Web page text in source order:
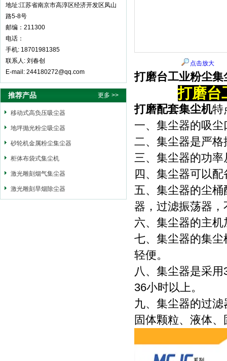
地址:江苏省南京市高淳区经济开发区凤山
路5-8号
邮编：211300
电话：
手机: 18701981385
联系人: 刘春创
E-mail: 244180272@qq.com
推荐产品 更多 >>
移动式高负压吸尘器
地坪抛光粉尘吸尘器
砂轮机金属粉尘集尘器
柜体布袋式集尘机
激光雕刻烟气集尘器
激光雕刻旱烟除尘器
点击放大
打磨台工业粉尘集
打磨台
打磨配套集尘机特
一、集尘器的吸
二、集尘器是严
三、集尘器的功
四、集尘器可以
五、集尘器的尘
器，过滤振荡器
六、集尘器的主
七、集尘器的集
轻便。
八、集尘器是采
36小时以上。
九、集尘器的过
固体颗粒、液体